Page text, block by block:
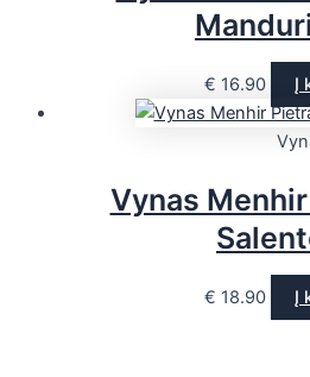
€ 16.90 Į
Vynas
€ 18.90 Į